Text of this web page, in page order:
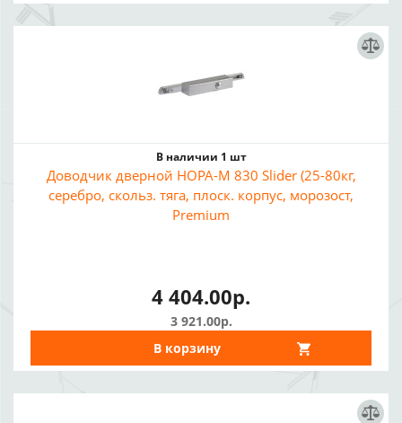
В наличии 1 шт
Доводчик дверной НОРА-М 830 Slider (25-80кг,
серебро, скольз. тяга, плоск. корпус, морозост,
Premium
4 404.00р.
3 921.00р.
В корзину